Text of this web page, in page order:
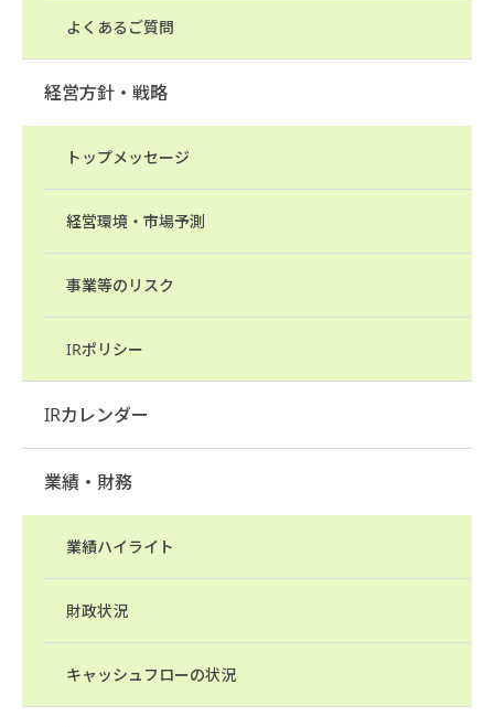
よくあるご質問
経営方針・戦略
トップメッセージ
経営環境・市場予測
事業等のリスク
IRポリシー
IRカレンダー
業績・財務
業績ハイライト
財政状況
キャッシュフローの状況